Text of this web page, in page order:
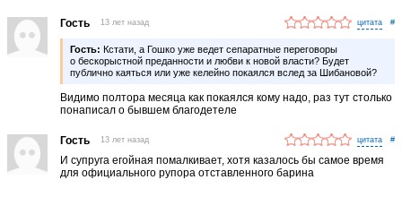
Гость 13 лет назад #
Гость: Кстати, а Гошко уже ведет сепаратные переговоры
о бескорыстной преданности и любви к новой власти? Будет
публично каяться или уже келейно покаялся вслед за Шибановой?
Видимо полтора месяца как покаялся кому надо, раз тут столько
понаписал о бывшем благодетеле
Гость 13 лет назад #
И супруга егойная помалкивает, хотя казалось бы самое время
для официального рупора отставленного барина